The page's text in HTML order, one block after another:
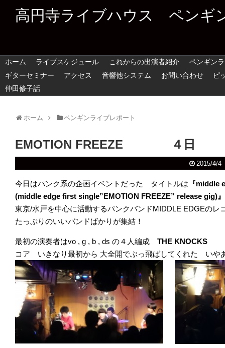
高円寺ライブハウス ペンギ
ホーム ライブスケジュール これからの出演者紹介
ペンギン
ギターセミナー
アクセス 音響他システム お問い合わせ
ピ
仲田修子話
ホーム ペンギンライブレポート
EMOTION FREEZE ４日
2015/4/4
今日はパンク系の企画イベントだった タイトルは 『middle
(middle edge first single”EMOTION FREEZE” release gig)』
東京/水戸を中心に活動するパンクバンドMIDDLE EDGEのレ
たっぷりのいいバンドばかりが集結！
最初の演奏者はvo , g , b , ds の４人編成 THE
コア いきなり最初から 大全開でぶっ飛ばしてくれた いや